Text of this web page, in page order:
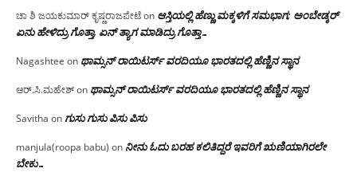
ಚಾ ಶಿ ಜಯಕುಮಾರ್ ಕೃಷ್ಣರಾಜಪೇಟೆon ಆಸ್ತಿಯಲ್ಲಿ ಹೆಣ್ಣು ಮಕ್ಕಳಿಗೆ ಸಮಭಾಗ; ಅಂಬೇಡ್ಕರ್
ಏನು ಹೇಳಿದ್ರು ಗೊತ್ತಾ, ಏನ್ ತ್ಯಾಗ ಮಾಡಿದ್ರು ಗೊತ್ತಾ…
Nagashtee on ಥಾಮ್ಸನ್ ರಾಯಿಟರ್ಸ್ ವರದಿಯೂ ಭಾರತದಲ್ಲಿ ಹೆಣ್ಣಿನ ಸ್ಥಾನ‌
ಆರ್.ಸಿ.ಮಹೇಶ್on ಥಾಮ್ಸನ್ ರಾಯಿಟರ್ಸ್ ವರದಿಯೂ ಭಾರತದಲ್ಲಿ ಹೆಣ್ಣಿನ ಸ್ಥಾನ‌
Savitha onಗುಸು ಗುಸು ಪಿಸು ಪಿಸು
manjula(roopa babu) on ನೀನು ಓದು ಬರಹ ಕಲಿತಿದ್ದರೆ ಇವರಿಗೆ ಋಣಿಯಾಗಿರಲೇ
ಬೇಕು…